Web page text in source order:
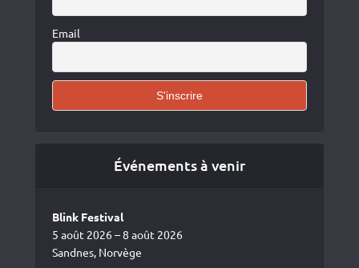
Email
Événements à venir
Blink Festival
5 août 2026 – 8 août 2026
Sandnes, Norvège